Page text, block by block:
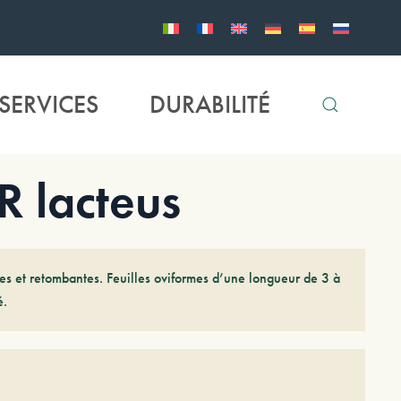
DURABILITÉ
lacteus
et retombantes. Feuilles oviformes d’une longueur de 3 à